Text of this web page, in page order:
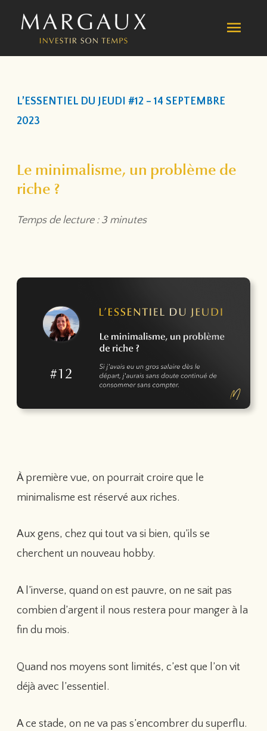
L’ESSENTIEL DU JEUDI #12 – 14 SEPTEMBRE
2023
Le minimalisme, un problème de
riche ?
Temps de lecture : 3 minutes
À première vue, on pourrait croire que le
minimalisme est réservé aux riches.
Aux gens, chez qui tout va si bien, qu’ils se
cherchent un nouveau hobby.
A l’inverse, quand on est pauvre, on ne sait pas
combien d’argent il nous restera pour manger à la
fin du mois.
Quand nos moyens sont limités, c’est que l’on vit
déjà avec l’essentiel.
A ce stade, on ne va pas s’encombrer du superflu.